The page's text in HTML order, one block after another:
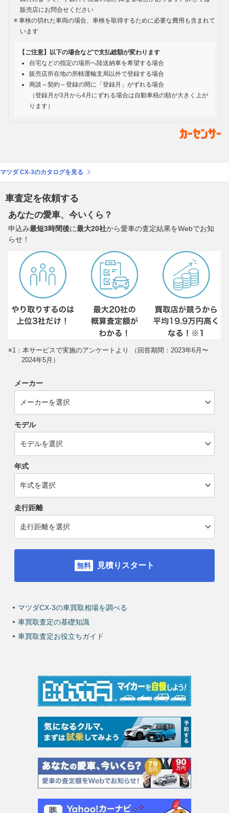
販売店にお問合せください
車検の切れた車両の場合、車検を取得するために必要な費用も含まれて
います
【ご注意】以下の場合などで支払総額が変わります
自宅などの指定の場所へ陸送納車を希望する場合
販売店所在地の所轄運輸支局以外で登録する場合
商談～契約～登録の間に「登録月」がずれる場合
（登録月が3月から4月にずれる場合は自動車税の額が大きく上が
ります）
マツダ CX-3のカタログを見る
車査定を依頼する
あなたの愛車、今いくら？
申込み最短3時間後に最大20社から愛車の査定結果をWebでお知
らせ！
※1：本サービスで実施のアンケートより （回答期間：2023年6月〜
2024年5月）
メーカー
モデル
年式
走行距離
見積りスタート
マツダCX-3の車買取相場を調べる
車買取査定の基礎知識
車買取査定お役立ちガイド